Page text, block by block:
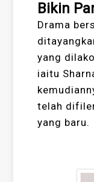
Bikin
Drama
yang
iaitu
telah
yang baru.